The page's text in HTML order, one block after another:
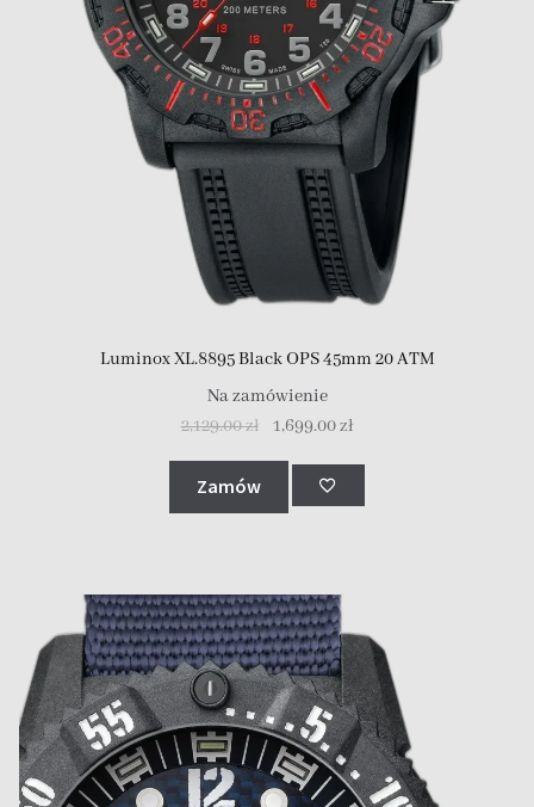
Luminox XL.8895 Black OPS 45mm 20 ATM
Na zamówienie
2,129.00zł 1,699.00zł
Zamów